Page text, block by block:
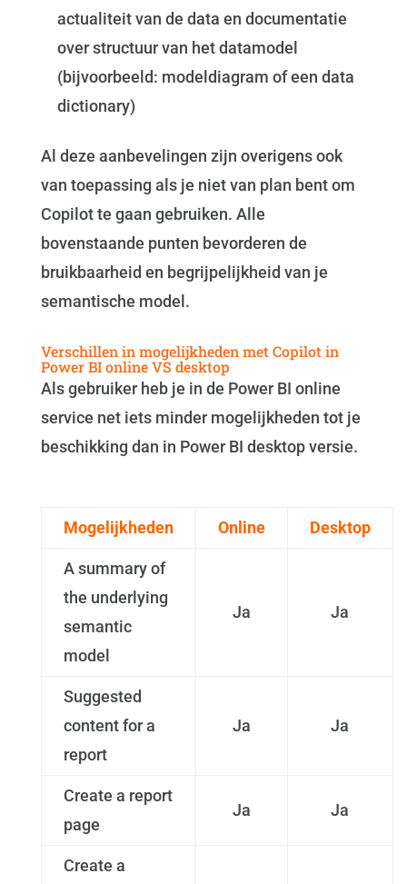
actualiteit van de data en documentatie
over structuur van het datamodel
(bijvoorbeeld: modeldiagram of een data
dictionary)
Al deze aanbevelingen zijn overigens ook
van toepassing als je niet van plan bent om
Copilot te gaan gebruiken. Alle
bovenstaande punten bevorderen de
bruikbaarheid en begrijpelijkheid van je
semantische model.
Verschillen in mogelijkheden met Copilot in
Power BI online VS desktop
Als gebruiker heb je in de Power BI online
service net iets minder mogelijkheden tot je
beschikking dan in Power BI desktop versie.
Mogelijkheden Online Desktop
A summary of
the underlying
semantic
model
Ja Ja
Suggested
content for a
report
Ja Ja
Create a report
page
Ja Ja
Create a